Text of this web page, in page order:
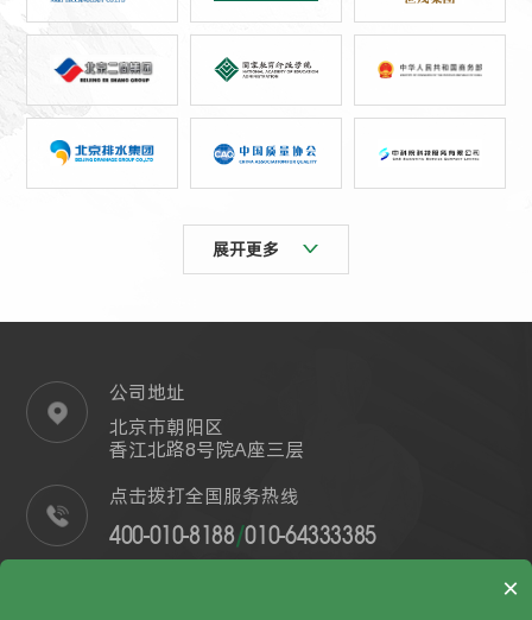
展开更多
公司地址
北京市朝阳区
香江北路8号院A座三层
点击拨打全国服务热线
400-010-8188/010-64333385
×